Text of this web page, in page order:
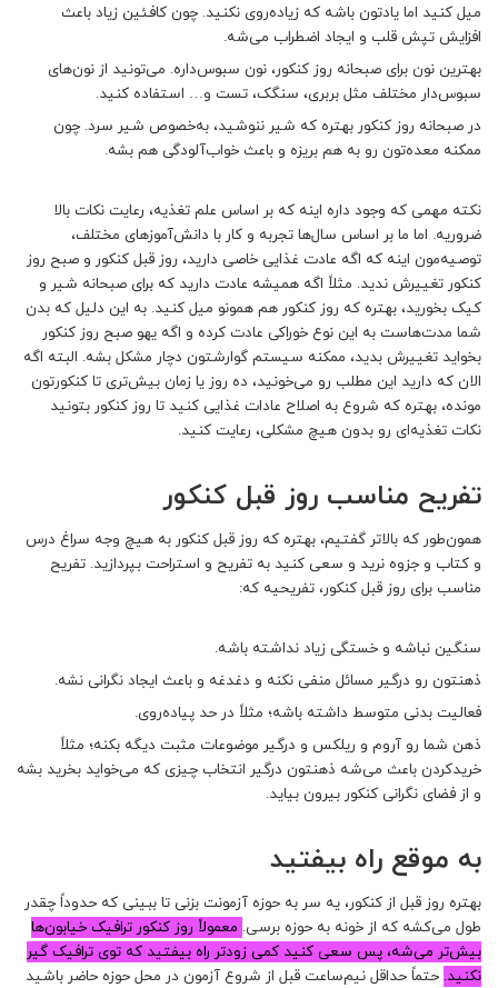
میل کنید اما یادتون باشه که زیاده‌روی نکنید. چون کافئین زیاد باعث
افزایش تپش قلب و ایجاد اضطراب می‌شه.
بهترین نون برای صبحانه روز کنکور، نون سبوس‌داره. می‌تونید از نون‌‌های
سبوس‌دار مختلف مثل بربری، سنگک، تست و… استفاده کنید.
در صبحانه روز کنکور بهتره که شیر ننوشید، به‌خصوص شیر سرد. چون
ممکنه معده‌تون رو به هم بریزه و باعث خواب‌آلودگی هم بشه.
نکته مهمی که وجود داره اینه که بر اساس علم تغذیه، رعایت نکات بالا
ضروریه. اما ما بر اساس سال‌ها تجربه و کار با دانش‌آموزهای مختلف،
توصیه‌مون اینه که اگه عادت غذایی خاصی دارید، روز قبل کنکور و صبح روز
کنکور تغییرش ندید. مثلاً اگه همیشه عادت دارید که برای صبحانه شیر و
کیک بخورید، بهتره که روز کنکور هم همونو میل کنید. به این دلیل که بدن
شما مدت‌هاست به این نوع خوراکی عادت کرده و اگه یهو صبح روز کنکور
بخواید تغییرش بدید، ممکنه سیستم گوارشتون دچار مشکل بشه. البته اگه
الان که دارید این مطلب رو می‌خونید، ده روز یا زمان بیش‌تری تا کنکورتون
مونده، بهتره که شروع به اصلاح عادات غذایی‌ کنید تا روز کنکور بتونید
نکات تغذیه‌ای رو بدون هیچ مشکلی، رعایت کنید.
تفریح مناسب روز قبل کنکور
همون‌طور که بالاتر گفتیم، بهتره که روز قبل کنکور به هیچ‌ وجه سراغ درس
و کتاب و جزوه نرید و سعی کنید به تفریح و استراحت بپردازید. تفریح
مناسب برای روز قبل کنکور، تفریحیه که:
سنگین نباشه و خستگی زیاد نداشته باشه.
ذهنتون رو درگیر مسائل منفی نکنه و دغدغه و باعث ایجاد نگرانی نشه.
فعالیت بدنی متوسط داشته باشه؛ مثلاً در حد پیاده‌روی.
ذهن شما رو آروم و ریلکس و درگیر موضوعات مثبت دیگه بکنه؛ مثلاً
خریدکردن باعث می‌شه ذهنتون درگیر انتخاب چیزی که می‌خواید بخرید بشه
و از فضای نگرانی کنکور بیرون بیاید.
به موقع راه بیفتید
بهتره روز قبل از کنکور، یه سر به حوزه آزمونت بزنی تا ببینی که حدوداً چقدر
طول می‌کشه که از خونه به حوزه برسی. معمولاً روز کنكور ترافیک خیابون‌ها
بیش‌تر می‌شه، پس سعی کنید کمی زودتر راه بیفتید که توی ترافیک گیر
نکنید. حتماً حداقل نیم‌ساعت قبل از شروع آزمون در محل حوزه حاضر باشید